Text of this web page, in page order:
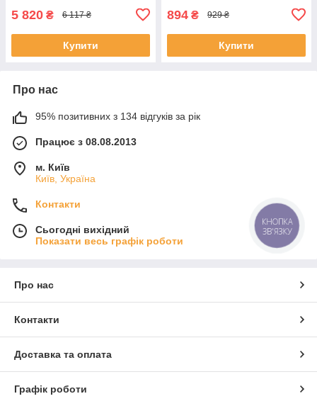
5 820 ₴ 6 117 ₴
Купити
894 ₴ 929 ₴
Купити
Про нас
95% позитивних з 134 відгуків за рік
Працює з 08.08.2013
м. Київ
Київ, Україна
Контакти
Сьогодні вихідний
Показати весь графік роботи
Про нас
Контакти
Доставка та оплата
Графік роботи
КНОПКА
ЗВ'ЯЗКУ